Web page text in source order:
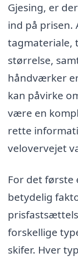
Gjesing, er
ind på
tagmateriale,
størrelse,
håndværker
kan påvirke
være en
rette
velovervejet
For det første
betydelig
forskellige
skifer. Hver